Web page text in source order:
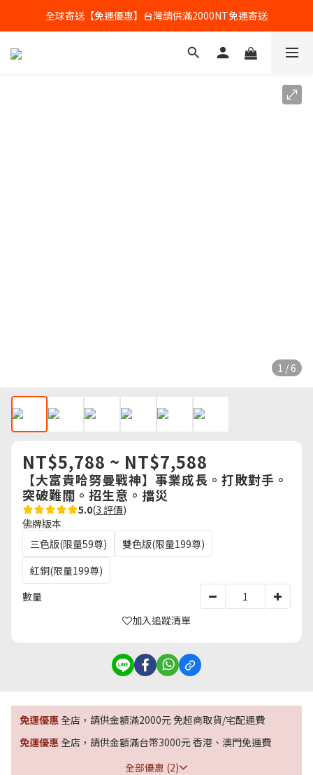
全球寄送【免運優惠】台灣請供滿2000NT免運寄送
全球寄送【免運優惠】台灣請供滿2000NT免運寄送
【加入會員】立即享有會員優惠價
1 / 6
NT$5,788 ~ NT$7,588
【大富貴哈努曼戰神】事業成長。打敗對手。
突破難關。招生意。擋災
5.0(3 評價)
佛牌版本
三色版(限量59尊)
雙色版(限量199尊)
紅銅(限量199尊)
數量
加入追蹤清單
免運優惠全店，請供金額滿2000元 免超商取貨/宅配運費
免運優惠全店，請供金額滿台幣3000元 香港、澳門免運費
全部優惠 (2)